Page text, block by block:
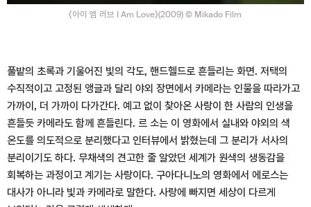
⟨아이 엠 러브 I Am Love⟩(2009) © Mikado Film
풀밭의 초록과 기울어진 빛의 각도, 핸드헬드로 흔들리는 화면. 저택의
수직적이고 고정된 앵글과 달리 야외 장면에서 카메라는 인물을 따라가고
가까이, 더 가까이 다가간다. 예고 없이 찾아온 사랑이 한 사람의 인생을
흔들듯 카메라도 함께 흔들린다. 르 소는 이 영화에서 실내와 야외의 색
온도를 의도적으로 분리했다고 인터뷰에서 밝혔는데 그 분리가 서사의
분리이기도 하다. 무채색의 견고한 줄 알았던 세계가 원색의 생동감을
회복하는 과정이고 계기는 사랑이다. 구아다니노의 영화에서 에로스는
대사가 아니라 빛과 카메라로 말한다. 사랑에 빠지면 세상이 다르게